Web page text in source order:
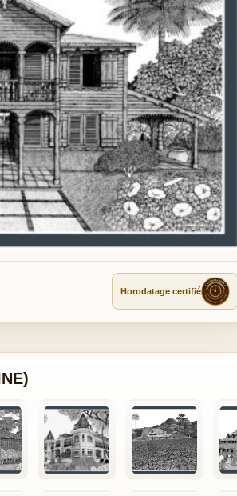
Horodatage certifié